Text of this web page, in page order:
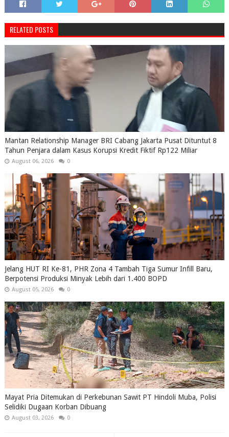
RELATED POSTS
Mantan Relationship Manager BRI Cabang Jakarta Pusat Dituntut 8
Tahun Penjara dalam Kasus Korupsi Kredit Fiktif Rp122 Miliar
August 06, 2026 0
Jelang HUT RI Ke-81, PHR Zona 4 Tambah Tiga Sumur Infill Baru,
Berpotensi Produksi Minyak Lebih dari 1.400 BOPD
August 05, 2026 0
Mayat Pria Ditemukan di Perkebunan Sawit PT Hindoli Muba, Polisi
Selidiki Dugaan Korban Dibuang
August 03, 2026 0